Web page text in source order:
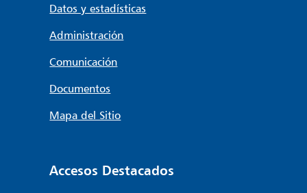
Datos y estadísticas
Administración
Comunicación
Documentos
Mapa del Sitio
Accesos Destacados